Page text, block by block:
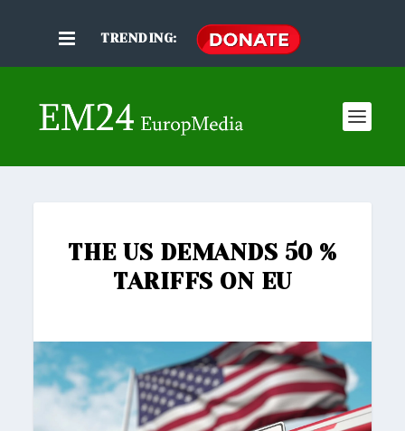
TRENDING:
THE US DEMANDS 50 %
TARIFFS ON EU